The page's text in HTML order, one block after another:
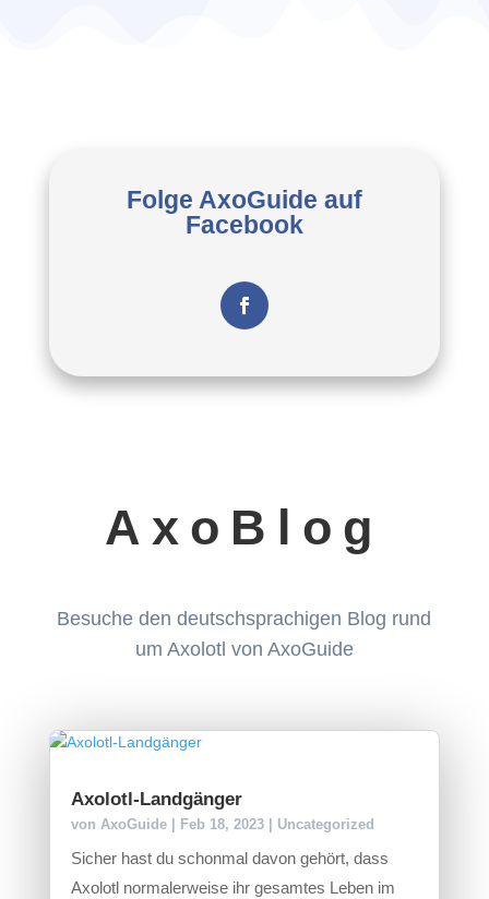
Folge AxoGuide auf
Facebook
AxoBlog
Besuche den deutschsprachigen Blog rund
um Axolotl von AxoGuide
Axolotl-Landgänger
von AxoGuide| Feb 18, 2023| Uncategorized
Sicher hast du schonmal davon gehört, dass
Axolotl normalerweise ihr gesamtes Leben im